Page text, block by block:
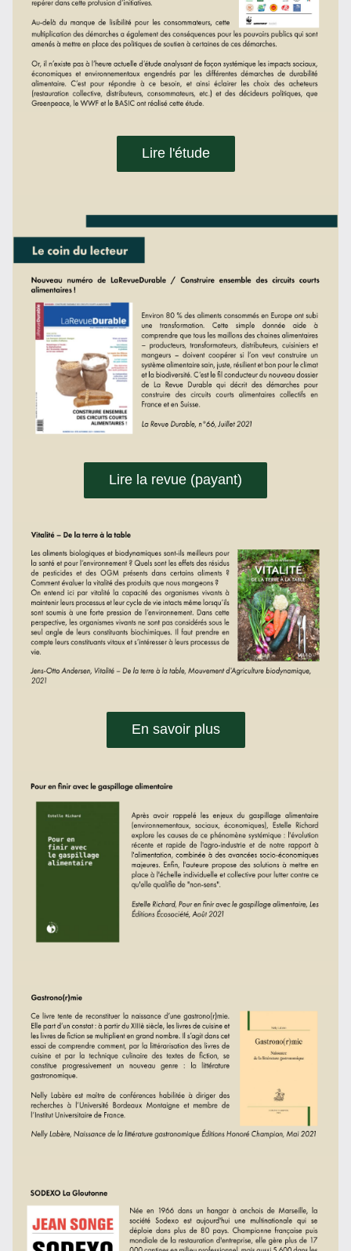
Lire l'étude
Lire la revue (payant)
En savoir plus